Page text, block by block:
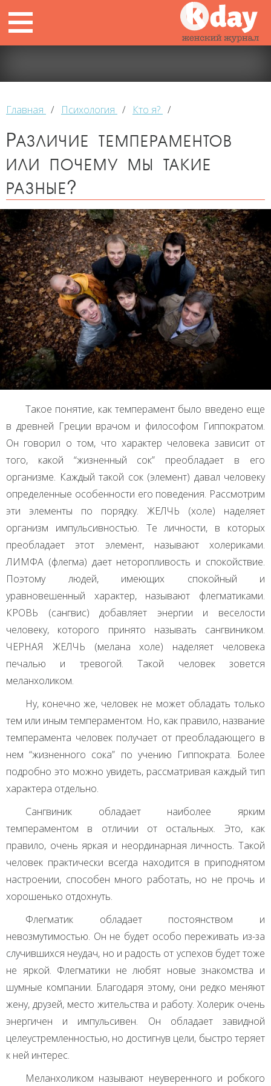
Главная / Психология / Кто я? /
Различие темпераментов
или почему мы такие
разные?
Такое понятие, как темперамент было введено еще
в древней Греции врачом и философом Гиппократом.
Он говорил о том, что характер человека зависит от
того, какой “жизненный сок” преобладает в его
организме. Каждый такой сок (элемент) давал человеку
определенные особенности его поведения. Рассмотрим
эти элементы по порядку. ЖЕЛЧЬ (холе) наделяет
организм импульсивностью. Те личности, в которых
преобладает этот элемент, называют холериками.
ЛИМФА (флегма) дает неторопливость и спокойствие.
Поэтому людей, имеющих спокойный и
уравновешенный характер, называют флегматиками.
КРОВЬ (сангвис) добавляет энергии и веселости
человеку, которого принято называть сангвиником.
ЧЕРНАЯ
ЖЕЛЧЬ (мелана холе) наделяет человека
печалью и тревогой. Такой человек зовется
меланхоликом.
Ну, конечно же, человек не может обладать только
тем или иным темпераментом. Но, как правило, название
темперамента человек получает от преобладающего в
нем “жизненного сока” по учению Гиппократа. Более
подробно это можно увидеть, рассматривая каждый тип
характера отдельно.
Сангвиник обладает наиболее ярким
темпераментом в отличии от остальных. Это, как
правило, очень яркая и неординарная личность. Такой
человек практически всегда находится в приподнятом
настроении, способен много работать, но не прочь и
хорошенько отдохнуть.
Флегматик обладает постоянством и
невозмутимостью. Он не будет особо переживать из-за
случившихся неудач, но и радость от успехов будет тоже
не яркой. Флегматики не любят новые знакомства и
шумные компании. Благодаря этому, они редко меняют
жену, друзей, место жительства и работу. Холерик очень
энергичен и импульсивен. Он обладает завидной
целеустремленностью, но достигнув цели, быстро теряет
к ней интерес.
Меланхоликом называют неуверенного и робкого